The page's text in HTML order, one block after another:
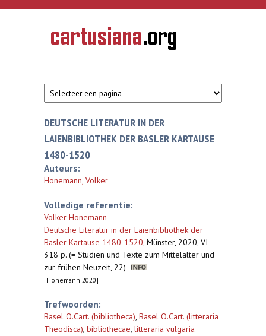
Overslaan en naar de inhoud gaan
CARTUSIANA
Geschiedenis
van de
DEUTSCHE LITERATUR IN DER
LAIENBIBLIOTHEK DER BASLER KARTAUSE
1480-1520
Auteurs:
Honemann, Volker
Volledige referentie:
Volker Honemann
Deutsche Literatur in der Laienbibliothek der
Basler Kartause 1480-1520, Münster, 2020, VI-
318 p. (= Studien und Texte zum Mittelalter und
zur frühen Neuzeit, 22)
[Honemann 2020]
Trefwoorden:
Basel O.Cart. (bibliotheca), Basel O.Cart. (litteraria
Theodisca), bibliothecae, litteraria vulgaria